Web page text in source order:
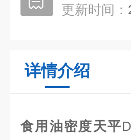
更新时间：
详情介绍
食用油密度天平